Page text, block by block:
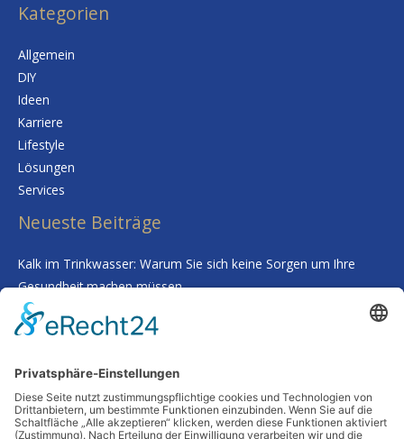
Kategorien
Allgemein
DIY
Ideen
Karriere
Lifestyle
Lösungen
Services
Neueste Beiträge
Kalk im Trinkwasser: Warum Sie sich keine Sorgen um Ihre
Gesundheit machen müssen
Smarte Prozessgestaltung im Unternehmen – Wenn
Routineaufgaben plötzlich kaum noch Zeit kosten
Nährstoffe alles verändern
Wenn Worte fehlen: Wie man Abschied nimmt, ohne etwas zu
übersehen